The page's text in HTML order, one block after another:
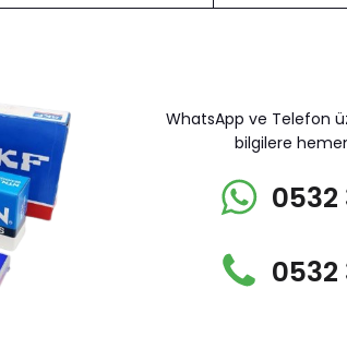
WhatsApp ve Telefon
bilgilere
0532
0532